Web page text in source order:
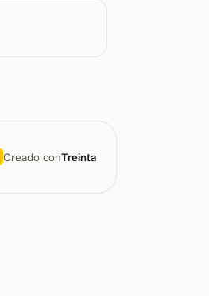
Creado conTreinta